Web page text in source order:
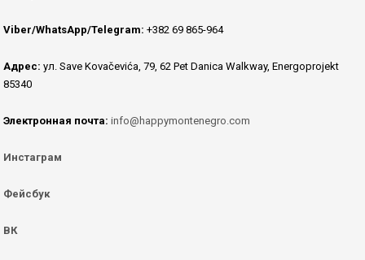
Viber/WhatsApp/Telegram: +382 69 865-964
Адрес: ул. Save Kovačevića, 79, 62 Pet Danica Walkway, Energoprojekt
85340
Электронная почта: info@happymontenegro.com
Инстаграм
Фейсбук
ВК